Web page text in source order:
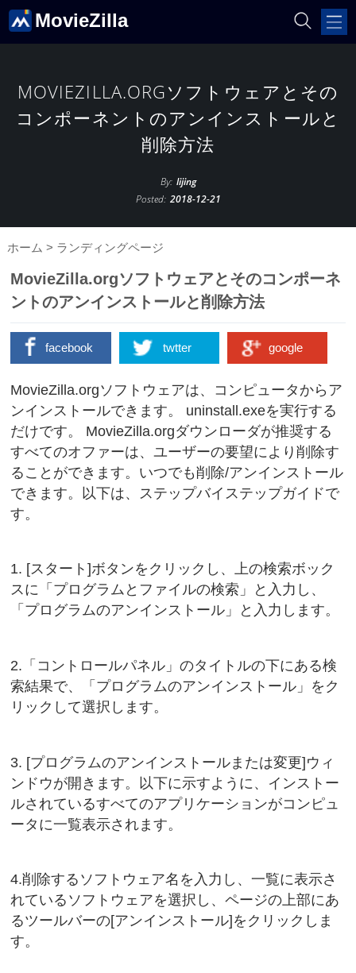
MovieZilla
MOVIEZILLA.ORGソフトウェアとその
コンポーネントのアンインストールと
削除方法
By: lijing
Posted: 2018-12-21
ホーム > ランディングページ
MovieZilla.orgソフトウェアとそのコンポーネ
ントのアンインストールと削除方法
facebook twtter google
MovieZilla.orgソフトウェアは、コンピュータからア
ンインストールできます。 uninstall.exeを実行する
だけです。 MovieZilla.orgダウンローダが推奨する
すべてのオファーは、ユーザーの要望により削除す
ることができます。いつでも削除/アンインストール
できます。以下は、ステップバイステップガイドで
す。
1. [スタート]ボタンをクリックし、上の検索ボック
スに「プログラムとファイルの検索」と入力し、
「プログラムのアンインストール」と入力します。
2.「コントロールパネル」のタイトルの下にある検
索結果で、「プログラムのアンインストール」をク
リックして選択します。
3. [プログラムのアンインストールまたは変更]ウィ
ンドウが開きます。以下に示すように、インストー
ルされているすべてのアプリケーションがコンピュ
ータに一覧表示されます。
4.削除するソフトウェア名を入力し、一覧に表示さ
れているソフトウェアを選択し、ページの上部にあ
るツールバーの[アンインストール]をクリックしま
す。